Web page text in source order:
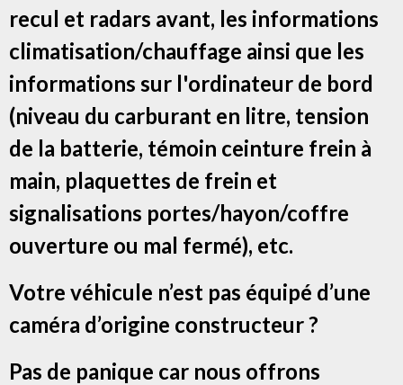
recul et radars avant, les informations
climatisation/chauffage ainsi que les
informations sur l'ordinateur de bord
(niveau du carburant en litre, tension
de la batterie, témoin ceinture frein à
main, plaquettes de frein et
signalisations portes/hayon/coffre
ouverture ou mal fermé), etc.
Votre véhicule n’est pas équipé d’une
caméra d’origine constructeur ?
Pas de panique car nous offrons